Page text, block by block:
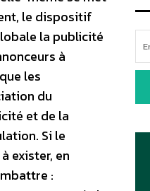
le dispositif
la publicité
à
les
du
et de la
Si le
exister, en
: